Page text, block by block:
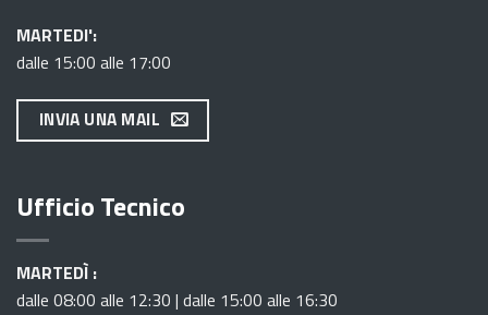
MARTEDI':
dalle 15:00 alle 17:00
INVIA UNA MAIL
Ufficio Tecnico
MARTEDÌ :
dalle 08:00 alle 12:30 | dalle 15:00 alle 16:30